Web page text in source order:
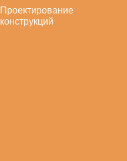
Проектирование
конструкций